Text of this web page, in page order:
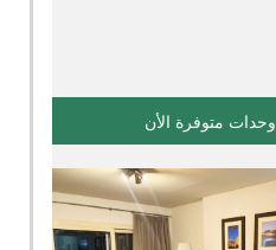
وحدات متوفرة اﻷن